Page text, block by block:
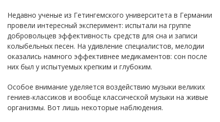
Недавно ученые из Гетингемского университета в Германии
провели интересный эксперимент: испытали на группе
добровольцев эффективность средств для сна и записи
колыбельных песен. На удивление специалистов, мелодии
оказались намного эффективнее медикаментов: сон после
них был у испытуемых крепким и глубоким.
Особое внимание уделяется воздействию музыки великих
гениев-классиков и вообще классической музыки на живые
организмы. Вот лишь некоторые наблюдения.